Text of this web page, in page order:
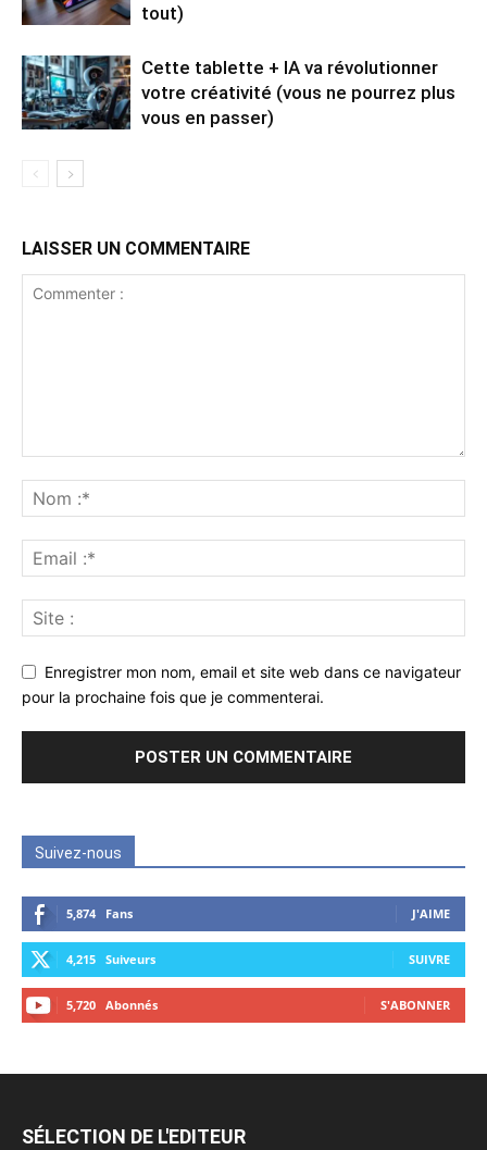
tout)
Cette tablette + IA va révolutionner
votre créativité (vous ne pourrez plus
vous en passer)
LAISSER UN COMMENTAIRE
Enregistrer mon nom, email et site web dans ce navigateur
pour la prochaine fois que je commenterai.
Suivez-nous
5,874 Fans J'AIME
4,215 Suiveurs SUIVRE
5,720 Abonnés S'ABONNER
SÉLECTION DE L'EDITEUR